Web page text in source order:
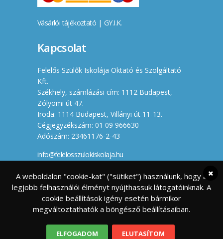
Vásárlói tájékoztató | GY.I.K.
Kapcsolat
Felelős Szülők Iskolája Oktató és Szolgáltató
Kft.
Székhely, számlázási cím: 1112 Budapest,
Zólyomi út 47.
Iroda: 1114 Budapest, Villányi út 11-13.
Cégjegyzékszám: 01 09 966630
Adószám: 23461176-2-43
info@felelosszulokiskolaja.hu
Készítette
A weboldalon "cookie-kat" ("sütiket") használunk, hogy a
legjobb felhasználói élményt nyújthassuk látogatóinknak. A
cookie beállítások igény esetén bármikor
megváltoztathatók a böngésző beállításaiban.
ELFOGADOM ELUTASÍTOM